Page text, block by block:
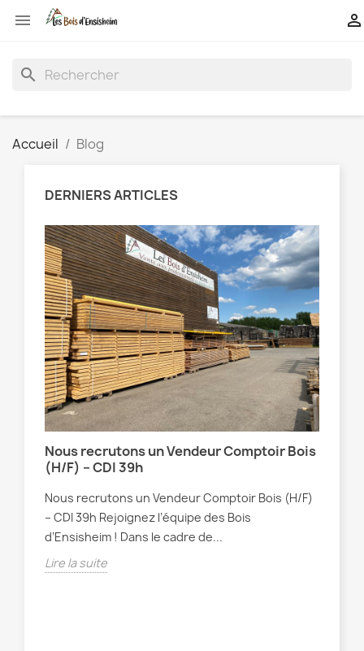
 
search
Accueil Blog
DERNIERS ARTICLES
Nous recrutons un Vendeur Comptoir Bois
(H/F) – CDI 39h
Nous recrutons un Vendeur Comptoir Bois (H/F)
– CDI 39h Rejoignez l’équipe des Bois
d’Ensisheim ! Dans le cadre de...
Lire la suite